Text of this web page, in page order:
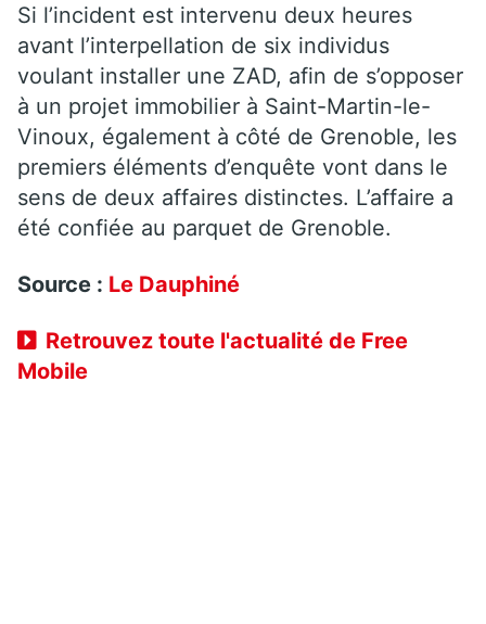
Si l’incident est intervenu deux heures
avant l’interpellation de six individus
voulant installer une ZAD, afin de s’opposer
à un projet immobilier à Saint-Martin-le-
Vinoux, également à côté de Grenoble, les
premiers éléments d’enquête vont dans le
sens de deux affaires distinctes. L’affaire a
été confiée au parquet de Grenoble.
Source : Le Dauphiné
Retrouvez toute l'actualité de Free
Mobile